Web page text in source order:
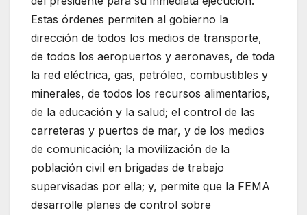
Estas órdenes permiten al gobierno la
dirección de todos los medios de transporte,
de todos los aeropuertos y aeronaves, de toda
la red eléctrica, gas, petróleo, combustibles y
minerales, de todos los recursos alimentarios,
de la educación y la salud; el control de las
carreteras y puertos de mar, y de los medios
de comunicación; la movilización de la
población civil en brigadas de trabajo
supervisadas por ella; y, permite que la FEMA
desarrolle planes de control sobre